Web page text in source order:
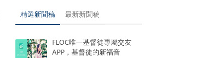
精選新聞稿 最新新聞稿
FLOC唯一基督徒專屬交友
APP，基督徒的新福音